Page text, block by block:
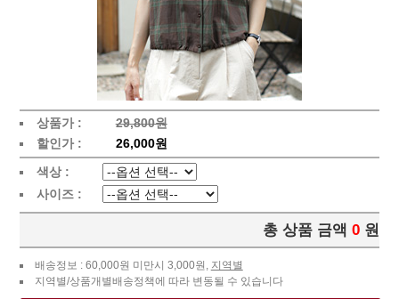
상품가 :
29,800원
할인가 :
26,000원
색상 :
사이즈 :
총 상품 금액 0 원
배송정보 : 60,000원 미만시 3,000원, 지역별
지역별/상품개별배송정책에 따라 변동될 수 있습니다